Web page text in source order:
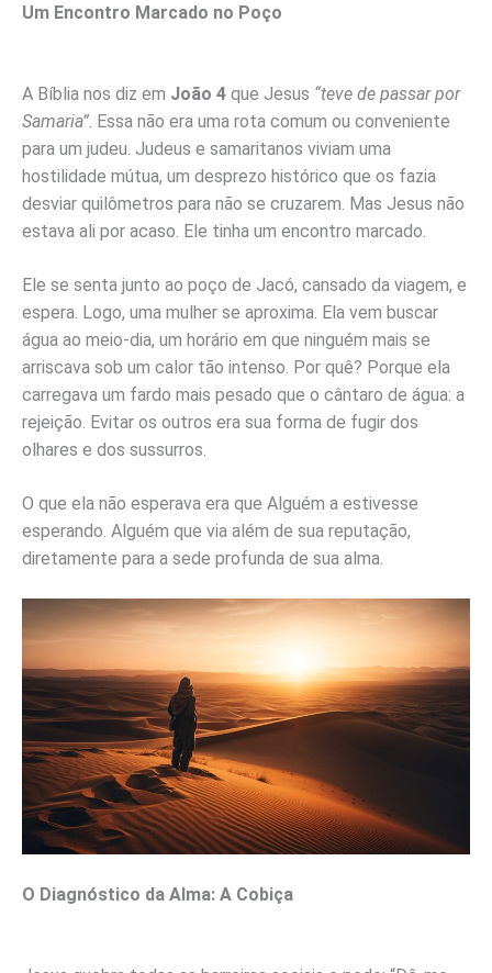
Um Encontro Marcado no Poço
A Bíblia nos diz em João 4 que Jesus “teve de passar por
Samaria” . Essa não era uma rota comum ou conveniente
para um judeu. Judeus e samaritanos viviam uma
hostilidade mútua, um desprezo histórico que os fazia
desviar quilômetros para não se cruzarem. Mas Jesus não
estava ali por acaso. Ele tinha um encontro marcado.
Ele se senta junto ao poço de Jacó, cansado da viagem, e
espera. Logo, uma mulher se aproxima. Ela vem buscar
água ao meio-dia, um horário em que ninguém mais se
arriscava sob um calor tão intenso. Por quê? Porque ela
carregava um fardo mais pesado que o cântaro de água: a
rejeição. Evitar os outros era sua forma de fugir dos
olhares e dos sussurros.
O que ela não esperava era que Alguém a estivesse
esperando. Alguém que via além de sua reputação,
diretamente para a sede profunda de sua alma.
O Diagnóstico da Alma: A Cobiça